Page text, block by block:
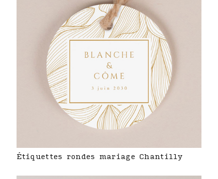
Étiquettes rondes mariage Chantilly